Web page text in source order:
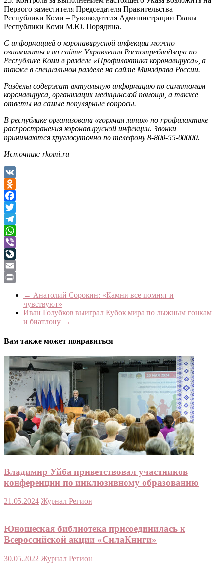
Первого заместителя Председателя Правительства
Республики Коми – Руководителя Администрации Главы
Республики Коми М.Ю. Порядина.
С информацией о коронавирусной инфекции можно
ознакомиться на сайте Управления Роспотребнадзора по
Республике Коми в разделе «Профилактика коронавируса», а
также в специальном разделе на сайте Минздрава России.
Разделы содержат актуальную информацию по симптомам
коронавируса, организации медицинской помощи, а также
ответы на самые популярные вопросы.
В республике организована «горячая линия» по профилактике
распространения коронавирусной инфекции. Звонки
принимаются круглосуточно по телефону 8-800-55-00000.
Источник: rkomi.ru
VK
Odnoklassniki
Facebook
Twitter
Telegram
WhatsApp
Viber
LiveJournal
Email
← Анатолий Сорокин: «Камни все помнят и
чувствуют»
Иван Голубков выиграл Кубок мира по лыжным гонкам
и биатлону →
Вам также может понравиться
Владимир Уйба приветствовал участников
конференции по инклюзивному образованию
21.05.2024 Журнал Регион
Юношеская библиотека присоединилась к
Всероссийской акции «СилаКниги»
30.05.2022 Журнал Регион